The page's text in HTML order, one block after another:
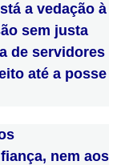
a vedação à
sem justa
de servidores
até a posse
nem aos